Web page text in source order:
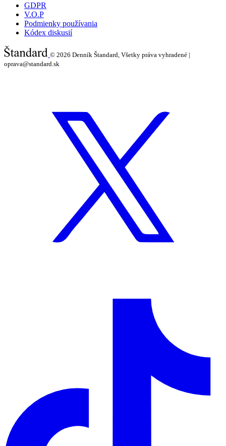
GDPR
V.O.P
Podmienky používania
Kódex diskusií
© 2026 Denník Štandard, Všetky práva vyhradené |
oprava@standard.sk